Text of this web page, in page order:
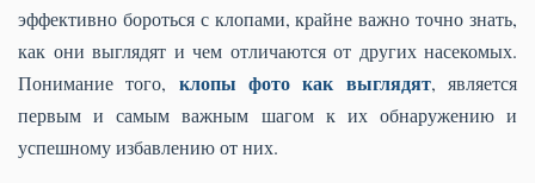
эффективно бороться с клопами, крайне важно точно знать,
как они выглядят и чем отличаются от других насекомых.
Понимание того, клопы фото как выглядят, является
первым и самым важным шагом к их обнаружению и
успешному избавлению от них.